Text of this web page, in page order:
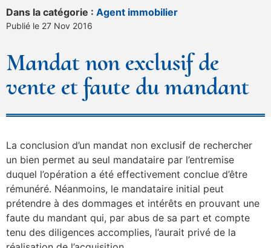
Dans la catégorie : Agent immobilier
Publié le 27 Nov 2016
Mandat non exclusif de
vente et faute du mandant
La conclusion d’un mandat non exclusif de rechercher
un bien permet au seul mandataire par l’entremise
duquel l’opération a été effectivement conclue d’être
rémunéré. Néanmoins, le mandataire initial peut
prétendre à des dommages et intérêts en prouvant une
faute du mandant qui, par abus de sa part et compte
tenu des diligences accomplies, l’aurait privé de la